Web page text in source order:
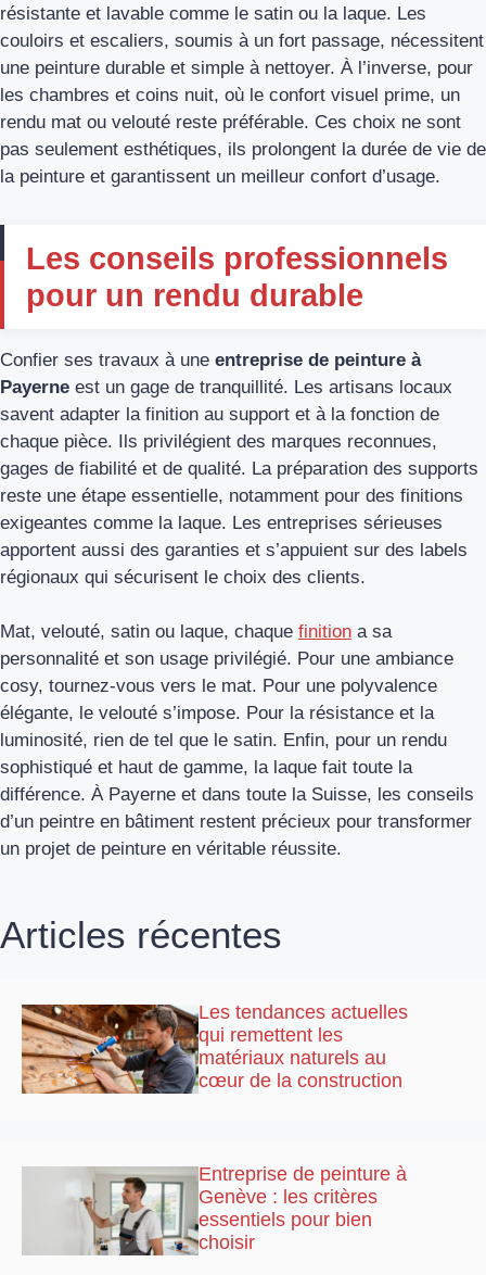
résistante et lavable comme le satin ou la laque. Les
couloirs et escaliers, soumis à un fort passage, nécessitent
une peinture durable et simple à nettoyer. À l’inverse, pour
les chambres et coins nuit, où le confort visuel prime, un
rendu mat ou velouté reste préférable. Ces choix ne sont
pas seulement esthétiques, ils prolongent la durée de vie de
la peinture et garantissent un meilleur confort d’usage.
Les conseils professionnels
pour un rendu durable
Confier ses travaux à une entreprise de peinture à
Payerne est un gage de tranquillité. Les artisans locaux
savent adapter la finition au support et à la fonction de
chaque pièce. Ils privilégient des marques reconnues,
gages de fiabilité et de qualité. La préparation des supports
reste une étape essentielle, notamment pour des finitions
exigeantes comme la laque. Les entreprises sérieuses
apportent aussi des garanties et s’appuient sur des labels
régionaux qui sécurisent le choix des clients.
Mat, velouté, satin ou laque, chaque finition a sa
personnalité et son usage privilégié. Pour une ambiance
cosy, tournez-vous vers le mat. Pour une polyvalence
élégante, le velouté s’impose. Pour la résistance et la
luminosité, rien de tel que le satin. Enfin, pour un rendu
sophistiqué et haut de gamme, la laque fait toute la
différence. À Payerne et dans toute la Suisse, les conseils
d’un peintre en bâtiment restent précieux pour transformer
un projet de peinture en véritable réussite.
Articles récentes
Les tendances actuelles
qui remettent les
matériaux naturels au
cœur de la construction
Entreprise de peinture à
Genève : les critères
essentiels pour bien
choisir